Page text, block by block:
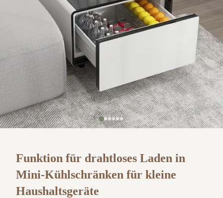
Funktion für drahtloses Laden in
Mini-Kühlschränken für kleine
Haushaltsgeräte